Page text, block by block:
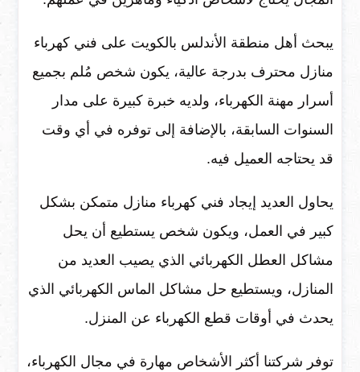
يبحث أهل منطقة الأندلس بالكويت على فني كهرباء
منازل محترف بدرجة عالية، يكون شخص مُلم بجميع
أسرار مهنة الكهرباء، ولديه خبرة كبيرة على مدار
السنوات السابقة، بالإضافة إلى توفره في أي وقت
قد يحتاجه العميل فيه.
يحاول العديد إيجاد فني كهرباء منازل متمكن بشكل
كبير في العمل، ويكون شخص يستطيع أن يحل
مشاكل العطل الكهربائي الذي يصيب العديد من
المنازل، ويستطيع حل مشاكل الماس الكهربائي الذي
يحدث في أوقات قطع الكهرباء عن المنزل.
توفر شركتنا أكثر الأشخاص مهارة في مجال الكهرباء،